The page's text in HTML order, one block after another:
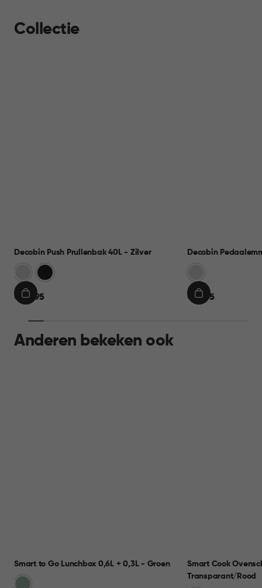
Collectie
Decobin Push Prullenbak 40L - Zilver
Zwart
€€ 44,95
IN
Decobin
€€ 19,95
IN
Anderen bekeken ook
Smart to Go Lunchbox 0,6L + 0,3L - Groen
Groen
Smart Cook
Transparant/Rood